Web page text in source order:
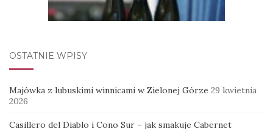
OSTATNIE WPISY
Majówka z lubuskimi winnicami w Zielonej Górze 29 kwietnia
2026
Casillero del Diablo i Cono Sur – jak smakuje Cabernet